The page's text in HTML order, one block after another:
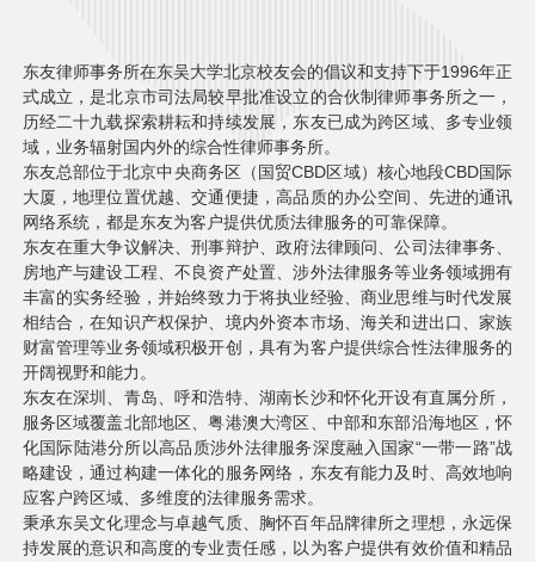
东友律师事务所在东吴大学北京校友会的倡议和支持下于1996年正
式成立，是北京市司法局较早批准设立的合伙制律师事务所之一，
历经二十九载探索耕耘和持续发展，东友已成为跨区域、多专业领
域，业务辐射国内外的综合性律师事务所。
东友总部位于北京中央商务区（国贸CBD区域）核心地段CBD国际
大厦，地理位置优越、交通便捷，高品质的办公空间、先进的通讯
网络系统，都是东友为客户提供优质法律服务的可靠保障。
东友在重大争议解决、刑事辩护、政府法律顾问、公司法律事务、
房地产与建设工程、不良资产处置、涉外法律服务等业务领域拥有
丰富的实务经验，并始终致力于将执业经验、商业思维与时代发展
相结合，在知识产权保护、境内外资本市场、海关和进出口、家族
财富管理等业务领域积极开创，具有为客户提供综合性法律服务的
开阔视野和能力。
东友在深圳、青岛、呼和浩特、湖南长沙和怀化开设有直属分所，
服务区域覆盖北部地区、粤港澳大湾区、中部和东部沿海地区，怀
化国际陆港分所以高品质涉外法律服务深度融入国家“一带一路”战
略建设，通过构建一体化的服务网络，东友有能力及时、高效地响
应客户跨区域、多维度的法律服务需求。
秉承东吴文化理念与卓越气质、胸怀百年品牌律所之理想，永远保
持发展的意识和高度的专业责任感，以为客户提供有效价值和精品